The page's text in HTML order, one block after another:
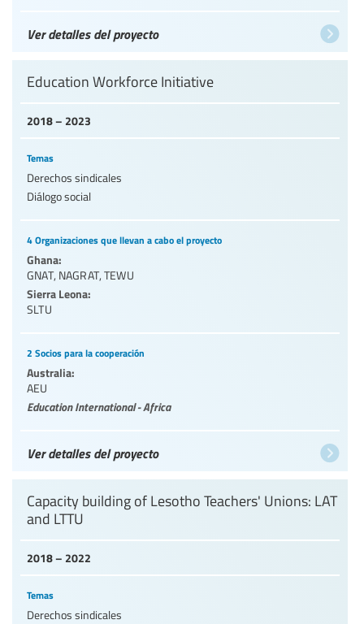
Ver detalles del proyecto
2018 – 2023
Education Workforce Initiative
Temas
Derechos sindicales
Diálogo social
4 Organizaciones que llevan a cabo el proyecto
Ghana:
GNAT, NAGRAT,TEWU
Sierra Leona:
SLTU
2 Socios para la cooperación
Australia:
AEU
Education International - Africa
Ver detalles del proyecto
2018 – 2022
Capacity building of Lesotho Teachers' Unions: LAT
and LTTU
Temas
Derechos sindicales